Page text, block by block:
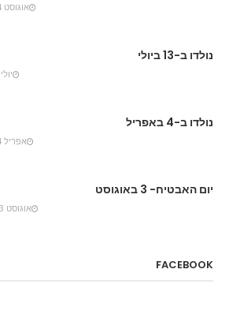
אוגוסט 04, 2015
נולדו ב-13 ביולי
יולי 13, 2015
נולדו ב-4 באפריל
אפריל 04, 2015
יום האבטיח- 3 באוגוסט
אוגוסט 03, 2023
FACEBOOK